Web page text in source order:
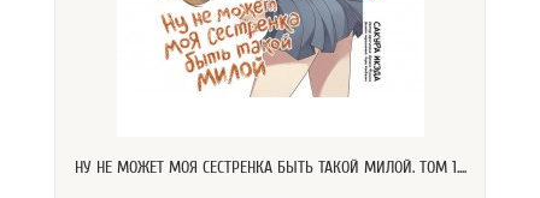
НУ НЕ МОЖЕТ МОЯ СЕСТРЕНКА БЫТЬ ТАКОЙ МИЛОЙ. ТОМ 1....